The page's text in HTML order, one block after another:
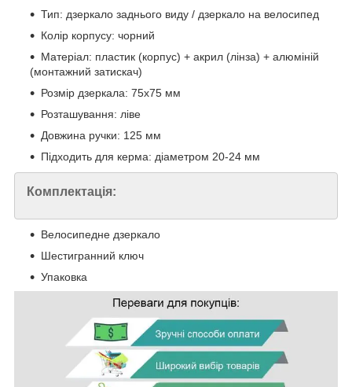
Тип: дзеркало заднього виду / дзеркало на велосипед
Колір корпусу: чорний
Матеріал: пластик (корпус) + акрил (лінза) + алюміній
(монтажний затискач)
Розмір дзеркала: 75х75 мм
Розташування: ліве
Довжина ручки: 125 мм
Підходить для керма: діаметром 20-24 мм
Комплектація:
Велосипедне дзеркало
Шестигранний ключ
Упаковка